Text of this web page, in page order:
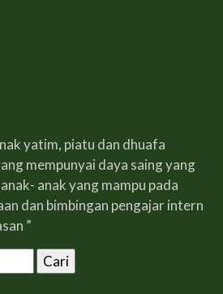
yatim, piatu dan dhuafa
mempunyai daya saing yang
anak yang mampu pada
dan bimbingan pengajar intern
”